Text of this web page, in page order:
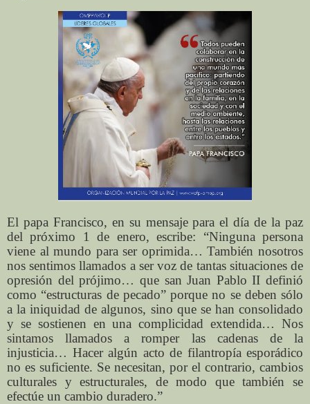
El papa Francisco, en su mensaje para el día de la paz
del próximo 1 de enero, escribe: “Ninguna persona
viene al mundo para ser oprimida… También nosotros
nos sentimos llamados a ser voz de tantas situaciones de
opresión del prójimo… que san Juan Pablo II definió
como “estructuras de pecado” porque no se deben sólo
a la iniquidad de algunos, sino que se han consolidado
y se sostienen en una complicidad extendida… Nos
sintamos llamados a romper las cadenas de la
injusticia… Hacer algún acto de filantropía esporádico
no es suficiente. Se necesitan, por el contrario, cambios
culturales y estructurales, de modo que también se
efectúe un cambio duradero.”